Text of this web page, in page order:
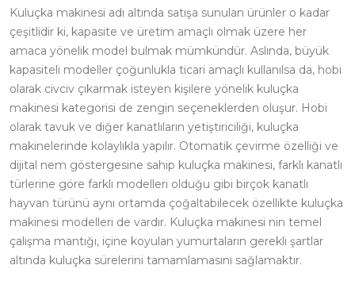
Kuluçka makinesi adı altında satışa sunulan ürünler o kadar
çeşitlidir ki, kapasite ve üretim amaçlı olmak üzere her
amaca yönelik model bulmak mümkündür. Aslında, büyük
kapasiteli modeller çoğunlukla ticari amaçlı kullanılsa da, hobi
olarak civciv çıkarmak isteyen kişilere yönelik kuluçka
makinesi kategorisi de zengin seçeneklerden oluşur. Hobi
olarak tavuk ve diğer kanatlıların yetiştiriciliği, kuluçka
makinelerinde kolaylıkla yapılır. Otomatik çevirme özelliği ve
dijital nem göstergesine sahip kuluçka makinesi, farklı kanatlı
türlerine göre farklı modelleri olduğu gibi birçok kanatlı
hayvan türünü aynı ortamda çoğaltabilecek özellikte kuluçka
makinesi modelleri de vardır. Kuluçka makinesi nin temel
çalışma mantığı, içine koyulan yumurtaların gerekli şartlar
altında kuluçka sürelerini tamamlamasını sağlamaktır.